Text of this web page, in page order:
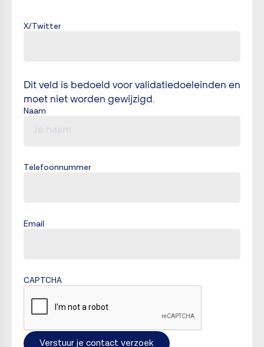
X/Twitter
Dit veld is bedoeld voor validatiedoeleinden en
moet niet worden gewijzigd.
Naam
Telefoonnummer
Email
CAPTCHA